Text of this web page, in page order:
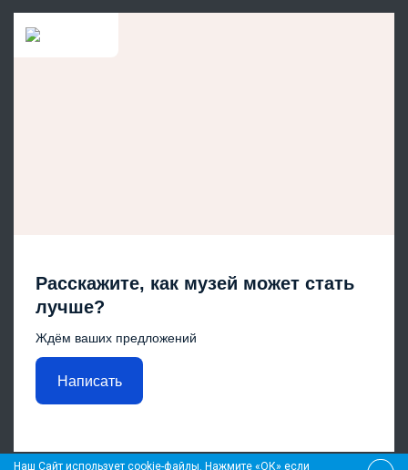
Расскажите, как музей может стать
лучше?
Ждём ваших предложений
Написать
Наш Сайт использует cookie-файлы. Нажмите «ОК» если